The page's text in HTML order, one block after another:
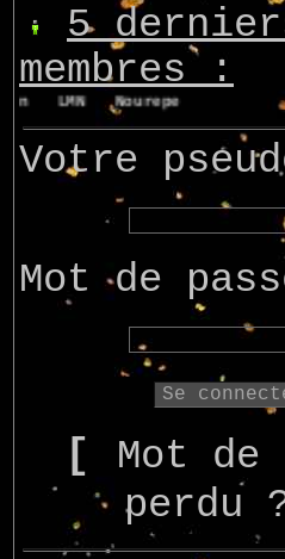
5
membres :
LMN Nourepe
Votre
Mot de
[ Mot de
perdu